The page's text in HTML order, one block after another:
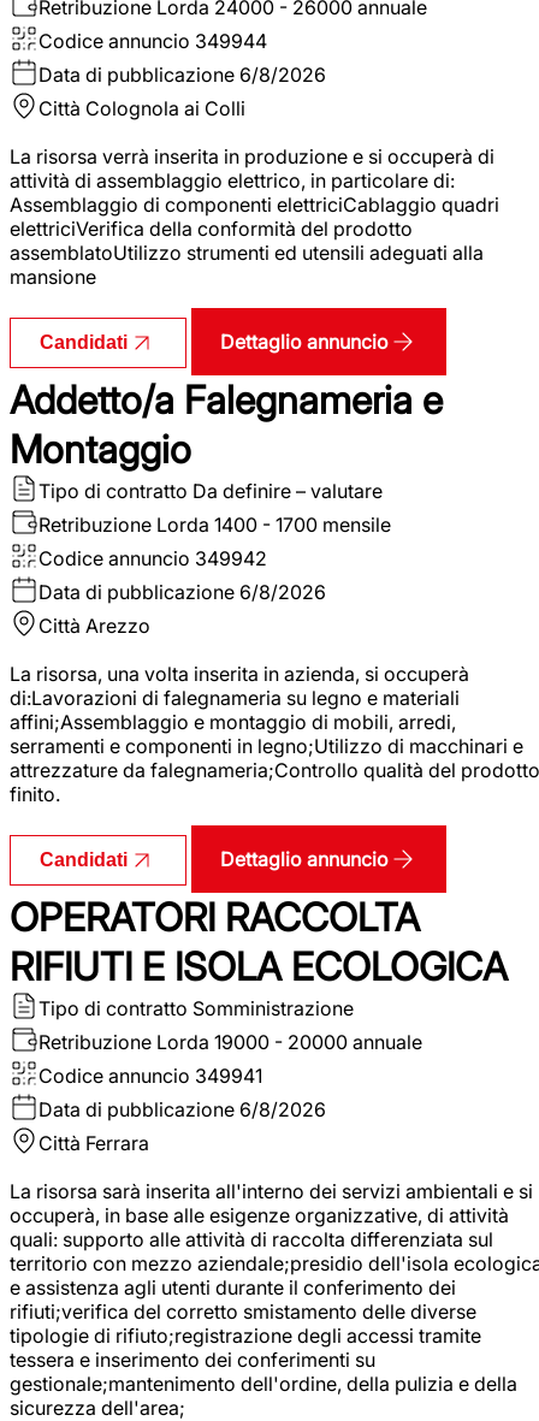
Retribuzione Lorda 24000 - 26000 annuale
Codice annuncio 349944
Data di pubblicazione 6/8/2026
Città Colognola ai Colli
La risorsa verrà inserita in produzione e si occuperà di
attività di assemblaggio elettrico, in particolare di:
Assemblaggio di componenti elettriciCablaggio quadri
elettriciVerifica della conformità del prodotto
assemblatoUtilizzo strumenti ed utensili adeguati alla
mansione
Candidati Dettaglio annuncio
Addetto/a Falegnameria e
Montaggio
Tipo di contratto Da definire – valutare
Retribuzione Lorda 1400 - 1700 mensile
Codice annuncio 349942
Data di pubblicazione 6/8/2026
Città Arezzo
La risorsa, una volta inserita in azienda, si occuperà
di:Lavorazioni di falegnameria su legno e materiali
affini;Assemblaggio e montaggio di mobili, arredi,
serramenti e componenti in legno;Utilizzo di macchinari e
attrezzature da falegnameria;Controllo qualità del prodotto
finito.
Candidati Dettaglio annuncio
OPERATORI RACCOLTA
RIFIUTI E ISOLA ECOLOGICA
Tipo di contratto Somministrazione
Retribuzione Lorda 19000 - 20000 annuale
Codice annuncio 349941
Data di pubblicazione 6/8/2026
Città Ferrara
La risorsa sarà inserita all'interno dei servizi ambientali e si
occuperà, in base alle esigenze organizzative, di attività
quali: supporto alle attività di raccolta differenziata sul
territorio con mezzo aziendale;presidio dell'isola
e assistenza agli utenti durante il conferimento dei
rifiuti;verifica del corretto smistamento delle diverse
tipologie di rifiuto;registrazione degli accessi tramite
tessera e inserimento dei conferimenti su
gestionale;mantenimento dell'ordine, della pulizia e della
sicurezza dell'area;